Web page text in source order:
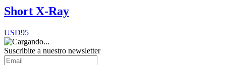
Short X-Ray
USD95
Suscribite a nuestro newsletter